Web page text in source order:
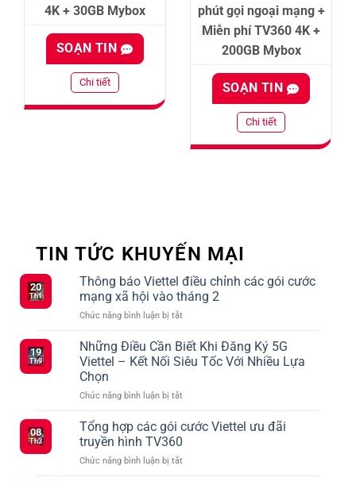
4K + 30GB Mybox
SOẠN TIN
Chi tiết
phút gọi ngoại mạng +
Miễn phí TV360 4K +
200GB Mybox
SOẠN TIN
Chi tiết
TIN TỨC KHUYẾN MẠI
20
Th1
Thông báo Viettel điều chỉnh các gói cước
mạng xã hội vào tháng 2
Chức năng bình luận bị tắt
báo
Viettel
điều
các
cước
hội
19
Th9
Những Điều Cần Biết Khi Đăng Ký 5G
Viettel – Kết Nối Siêu Tốc Với Nhiều Lựa
Chọn
Chức năng bình luận bị tắt
Điều
Khi
08
Th3
Tổng hợp các gói cước Viettel ưu đãi
truyền hình TV360
Chức năng bình luận bị tắt